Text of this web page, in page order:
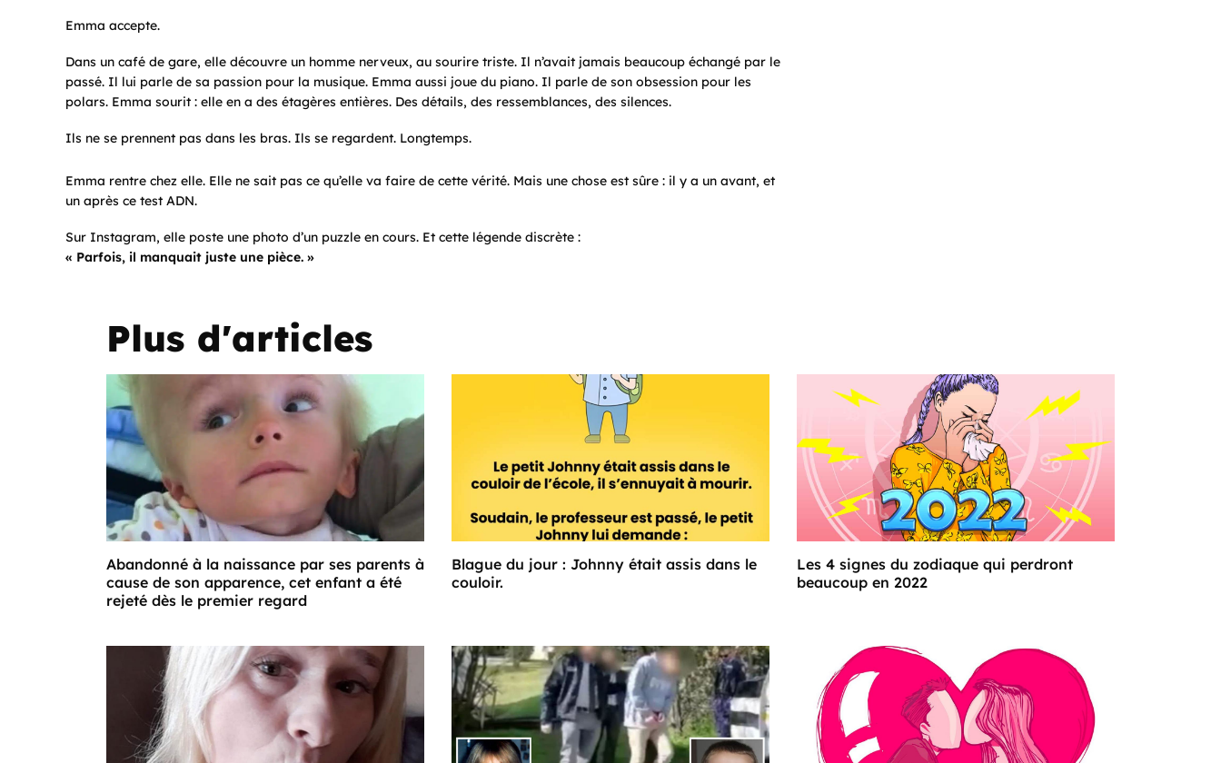
Emma accepte.
Dans un café de gare, elle découvre un homme nerveux, au sourire triste. Il n’avait jamais beaucoup échangé par le
passé. Il lui parle de sa passion pour la musique. Emma aussi joue du piano. Il parle de son obsession pour les
polars. Emma sourit : elle en a des étagères entières. Des détails, des ressemblances, des silences.
Ils ne se prennent pas dans les bras. Ils se regardent. Longtemps.
Emma rentre chez elle. Elle ne sait pas ce qu’elle va faire de cette vérité. Mais une chose est sûre : il y a un avant, et
un après ce test ADN.
Sur Instagram, elle poste une photo d’un puzzle en cours. Et cette légende discrète :
« Parfois, il manquait juste une pièce. »
Plus d'articles
Abandonné à la naissance par ses parents à
cause de son apparence, cet enfant a été
rejeté dès le premier regard
Blague du jour : Johnny était assis dans le
couloir.
Les 4 signes du zodiaque qui perdront
beaucoup en 2022